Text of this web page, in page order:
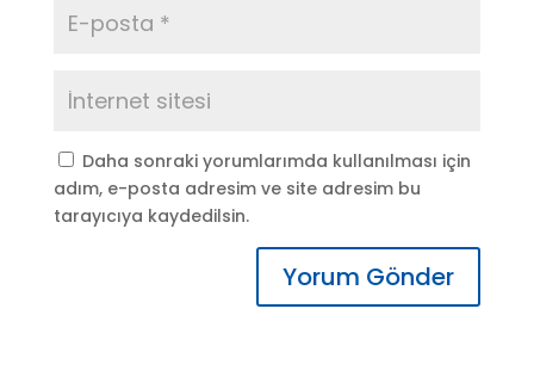
Daha sonraki yorumlarımda kullanılması için
adım, e-posta adresim ve site adresim bu
tarayıcıya kaydedilsin.